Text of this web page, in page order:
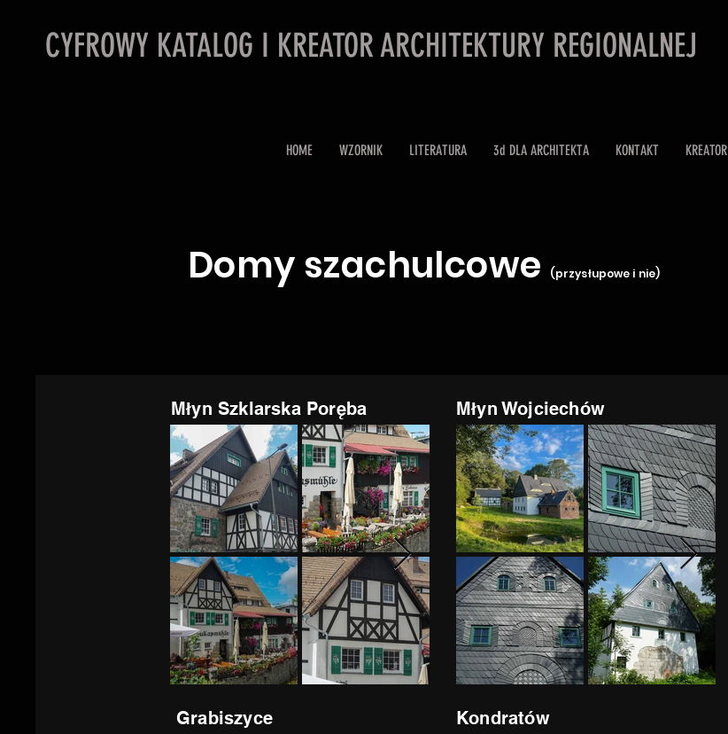
CYFROWY KATALOG I KREATOR ARCHITEKTURY REGIONALNEJ
HOME WZORNIK LITERATURA 3d DLA ARCHITEKTA KONTAKT KREATOR
Domy szachulcowe (przysłupowe i nie)
Młyn Szklarska Poręba Młyn Wojciechów
Grabiszyce Kondratów